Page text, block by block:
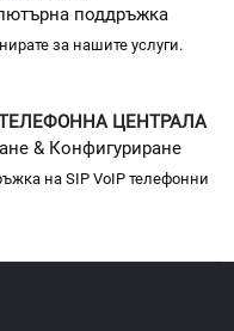
поддръжка
за нашите услуги.
ЦЕНТРАЛА
& Конфигуриране
на SIP VoIP телефонни